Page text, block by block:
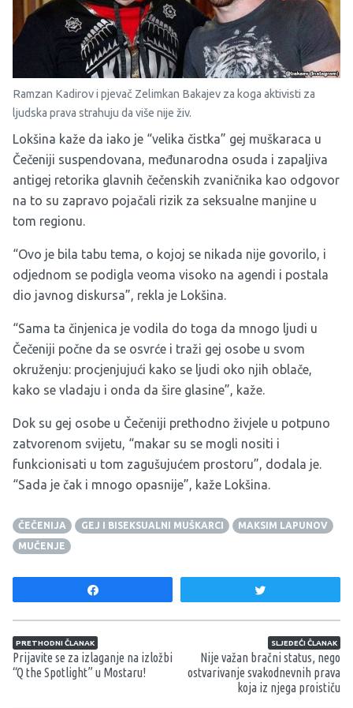
Ramzan Kadirov i pjevač Zelimkan Bakajev za koga aktivisti za
ljudska prava strahuju da više nije živ.
Lokšina kaže da iako je “velika čistka” gej muškaraca u
Čečeniji suspendovana, međunarodna osuda i zapaljiva
antigej retorika glavnih čečenskih zvaničnika kao odgovor
na to su zapravo pojačali rizik za seksualne manjine u
tom regionu.
“Ovo je bila tabu tema, o kojoj se nikada nije govorilo, i
odjednom se podigla veoma visoko na agendi i postala
dio javnog diskursa”, rekla je Lokšina.
“Sama ta činjenica je vodila do toga da mnogo ljudi u
Čečeniji počne da se osvrće i traži gej osobe u svom
okruženju: procjenjujući kako se ljudi oko njih oblače,
kako se vladaju i onda da šire glasine”, kaže.
Dok su gej osobe u Čečeniji prethodno živjele u potpuno
zatvorenom svijetu, “makar su se mogli nositi i
funkcionisati u tom zagušujućem prostoru”, dodala je.
“Sada je čak i mnogo opasnije”, kaže Lokšina.
ČEČENIJA GEJ I BISEKSUALNI MUŠKARCI
MAKSIM LAPUNOV
MUČENJE
Navigacija članaka
PRETHODNI ČLANAK
Prijavite se za izlaganje na izložbi
“Q the Spotlight” u Mostaru!
SLJEDEĆI ČLANAK
Nije važan bračni status, nego
ostvarivanje svakodnevnih prava
koja iz njega proističu